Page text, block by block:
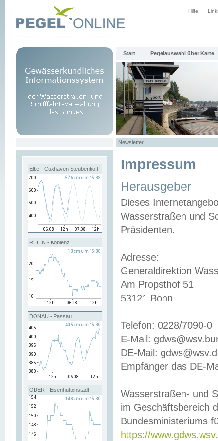
Hilfe
Start Pegelauswahl über Karte
Newsletter
Elbe - Cuxhaven Steubenhöft
RHEIN - Koblenz
DONAU - Passau
ODER - Eisenhüttenstadt
Impressum
Herausgeber
Dieses
Wasserstraßen und
Präsidenten.
Adresse:
Generaldirektion
Am Propsthof 51
53121 Bonn
Telefon: 0228/7090-0
E-Mail:
DE-Mail:
Empfänger das DE-
Wasserstraßen- und
im Geschäftsbereich
Bundesministeriums
https://